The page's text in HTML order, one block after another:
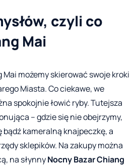
czyli co
Mai
możemy skierować swoje kroki
Miasta. Co ciekawe, we
spokojnie łowić ryby. Tutejsza
– gdzie się nie obejrzymy,
kameralną knajpeczkę, a
sklepików. Na zakupy można
na słynnyNocny Bazar Chiang